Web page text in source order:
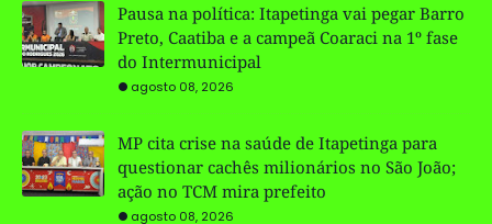
Pausa na política: Itapetinga vai pegar Barro
Preto, Caatiba e a campeã Coaraci na 1º fase
do Intermunicipal
agosto 08, 2026
MP cita crise na saúde de Itapetinga para
questionar cachês milionários no São João;
ação no TCM mira prefeito
agosto 08, 2026